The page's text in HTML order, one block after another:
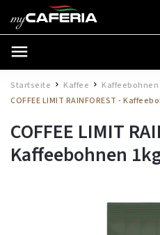
Startseite / Kaffee / Kaffeebohnen
COFFEE LIMIT RAINFOREST -
COFFEE LIMIT
Kaffeebohnen